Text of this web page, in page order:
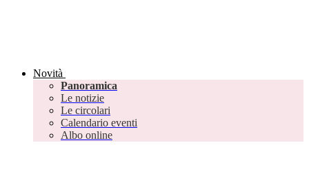
Novità
Panoramica
Le notizie
Le circolari
Calendario eventi
Albo online